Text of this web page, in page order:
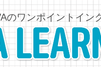
のワンポイントイン